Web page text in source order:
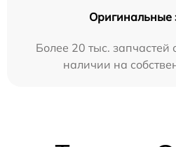
Оригинальные
Более 20 тыс. запчастей
наличии на